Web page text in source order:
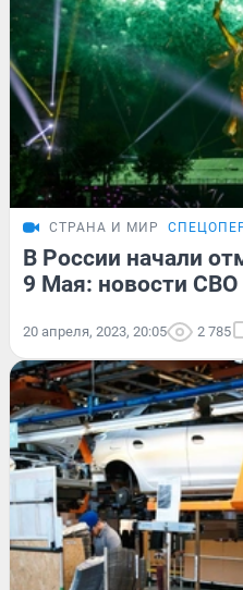
СТРАНА И МИР
В России начали
9 Мая: новости СВО
20 апреля, 2023, 20:05 2 785